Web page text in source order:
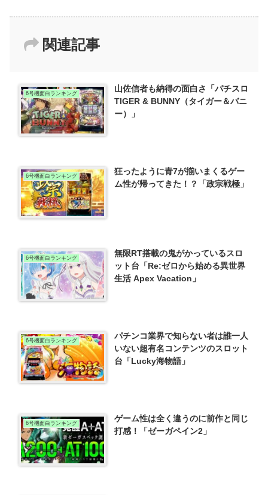
関連記事
6号機面白ランキング
山佐信者も納得の面白さ「パチスロ
TIGER & BUNNY（タイガー＆バニ
ー）」
6号機面白ランキング
狂ったように青7が揃いまくるゲー
ム性が帰ってきた！？「政宗戦極」
6号機面白ランキング
無限RT搭載の鬼がかっているスロ
ット台「Re:ゼロから始める異世界
生活 Apex Vacation」
6号機面白ランキング
パチンコ業界で知らない者は誰一人
いない超有名コンテンツのスロット
台「Lucky海物語」
6号機面白ランキング
ゲーム性は全く違うのに前作と同じ
打感！「ゼーガペイン2」